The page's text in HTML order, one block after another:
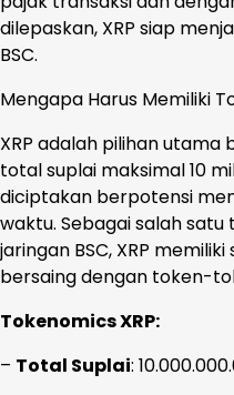
dilepaskan, XRP siap
BSC.
Mengapa Harus Memiliki
XRP adalah pilihan utama
total suplai maksimal 10
diciptakan berpotensi
waktu. Sebagai salah
jaringan BSC, XRP
bersaing dengan token-
Tokenomics XRP:
– Total Suplai: